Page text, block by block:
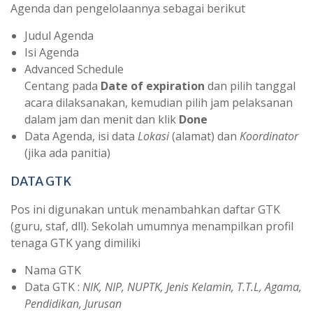
Agenda dan pengelolaannya sebagai berikut
Judul Agenda
Isi Agenda
Advanced Schedule
Centang pada Date of expiration dan pilih tanggal
acara dilaksanakan, kemudian pilih jam pelaksanan
dalam jam dan menit dan klik Done
Data Agenda, isi data Lokasi(alamat) dan Koordinator
(jika ada panitia)
DATA GTK
Pos ini digunakan untuk menambahkan daftar GTK
(guru, staf, dll). Sekolah umumnya menampilkan profil
tenaga GTK yang dimiliki
Nama GTK
Data GTK : NIK, NIP, NUPTK, Jenis Kelamin, T.T.L, Agama,
Pendidikan, Jurusan